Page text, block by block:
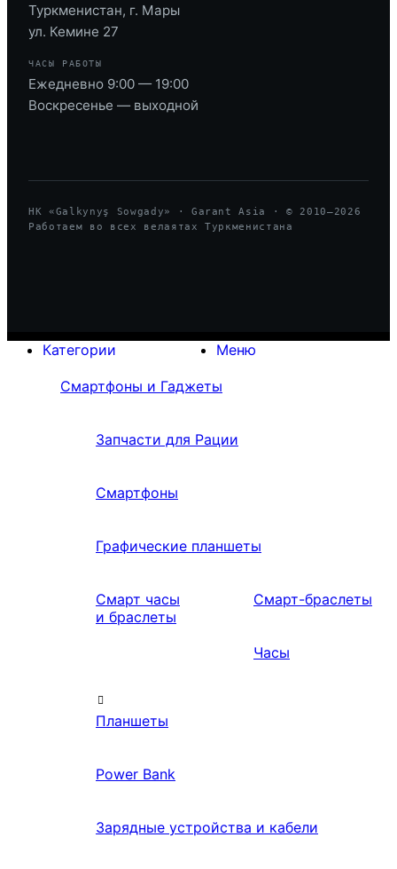
Туркменистан, г. Мары
ул. Кемине 27
ЧАСЫ РАБОТЫ
Ежедневно 9:00 — 19:00
Воскресенье — выходной
HK «Galkynyş Sowgady» · Garant Asia · © 2010—2026
Работаем во всех велаятах Туркменистана
Меню
Категории
Смартфоны и Гаджеты
Запчасти для Рации
Смартфоны
Графические планшеты
Смарт часы
и браслеты
Смарт-браслеты
Часы
Планшеты
Power Bank
Зарядные устройства и кабели